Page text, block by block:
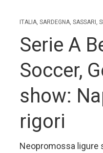
ITALIA, SARDEGNA, SASSARI ,
Serie A
Soccer,
show:
rigori
Neopromossa ligure